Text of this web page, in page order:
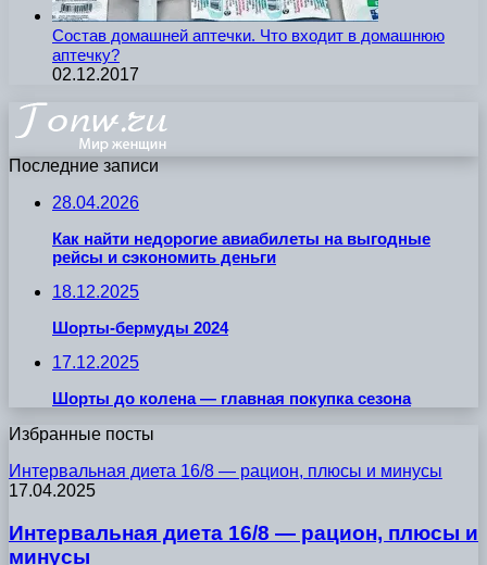
Состав домашней аптечки. Что входит в домашнюю
аптечку?
02.12.2017
Последние записи
28.04.2026
Как найти недорогие авиабилеты на выгодные
рейсы и сэкономить деньги
18.12.2025
Шорты-бермуды 2024
17.12.2025
Шорты до колена — главная покупка сезона
Избранные посты
Интервальная диета 16/8 — рацион, плюсы и минусы
17.04.2025
Интервальная диета 16/8 — рацион, плюсы и
минусы